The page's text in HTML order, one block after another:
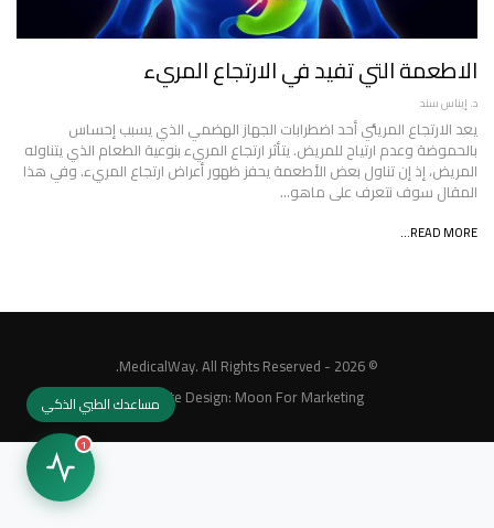
الاطعمة التي تفيد في الارتجاع المريء
د. إيناس سند
يعد الارتجاع المريئي أحد اضطرابات الجهاز الهضمي الذي يسبب إحساس
بالحموضة وعدم ارتياح للمريض. يتأثر ارتجاع المريء بنوعية الطعام الذي يتناوله
المريض، إذ إن تناول بعض الأطعمة يحفز ظهور أعراض ارتجاع المريء. وفي هذا
المقال سوف نتعرف على ماهو…
READ MORE...
© 2026 - MedicalWay. All Rights Reserved.
Website Design: Moon For Marketing مساعدك الطبي الذكي
1